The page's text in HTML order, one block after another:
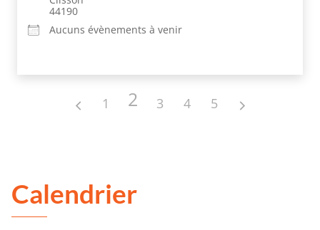
44190
Aucuns évènements à venir
1 2 3 4 5
Calendrier